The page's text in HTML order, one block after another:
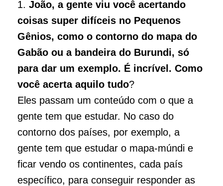
1. João, a gente viu você acertando
coisas super difíceis no Pequenos
Gênios, como o contorno do mapa do
Gabão ou a bandeira do Burundi, só
para dar um exemplo. É incrível. Como
você acerta aquilo tudo?
Eles passam um conteúdo com o que a
gente tem que estudar. No caso do
contorno dos países, por exemplo, a
gente tem que estudar o mapa-múndi e
ficar vendo os continentes, cada país
específico, para conseguir responder as